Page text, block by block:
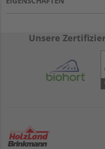
Unsere